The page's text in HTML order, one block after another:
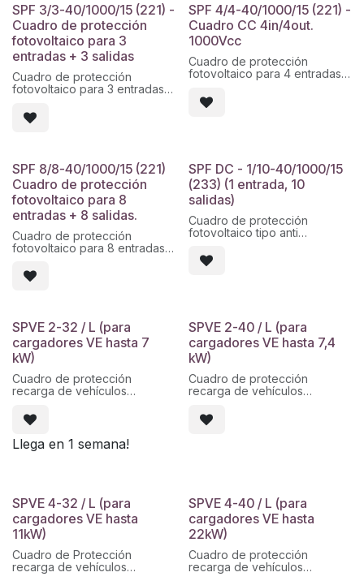
SPF 3/3-40/1000/15 (221) -
Cuadro de protección
fotovoltaico para 3
entradas + 3 salidas
Cuadro de protección
fotovoltaico para 3 entradas +
entrada, con fusible y base
de fusible. Envolvente de 18
SPF 4/4-40/1000/15 (221) -
Cuadro CC 4in/4out.
1000Vcc
Cuadro de protección
fotovoltaico para 4 entradas
entrada, con fusible y base
de fusible. Envolvente de
SPF 8/8-40/1000/15 (221)
Cuadro de protección
fotovoltaico para 8
entradas + 8 salidas.
Cuadro de protección
fotovoltaico para 8 entradas
entrada, con fusible y base
de fusible. Envolvente de
SPF DC - 1/10-40/1000/15
(233) (1 entrada, 10
salidas)
Cuadro de protección
fotovoltaico tipo anti
en armario de poliéster de
600X400X250 IP65
20A 1000vdc con protección
de
sobretensiones.
Prensaestopas, montado y
precableado
SPVE 2-32 / L (para
cargadores VE hasta 7
kW)
Cuadro de protección
recarga de vehículos
2 Polos, 32A, protección
sobretensiones permanentes
POP 50:550 y transitorias.
Llega en 1 semana!
SPVE 2-40 / L (para
cargadores VE hasta 7,4
kW)
Cuadro de protección
recarga de vehículos
2 Polos, 40A, protección
sobretensiones permanentes
SPVE 4-32 / L (para
cargadores VE hasta
11kW)
Cuadro de Protección
recarga de vehículos
SPVE 4-40 / L (para
cargadores VE hasta
22kW)
Cuadro de protección
recarga de vehículos